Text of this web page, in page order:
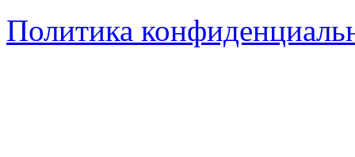
Политика